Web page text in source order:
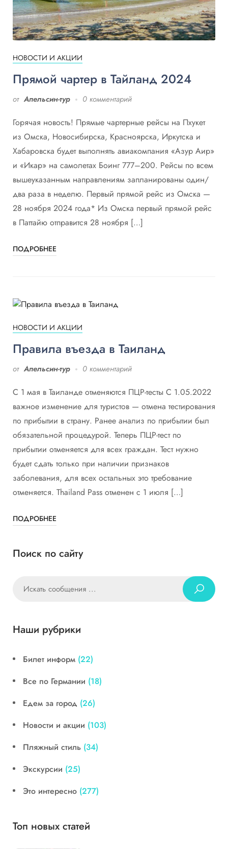
НОВОСТИ И АКЦИИ
Прямой чартер в Тайланд 2024
от Апельсин-тур 0 комментарий
Горячая новость! Прямые чартерные рейсы на Пхукет
из Омска, Новосибирска, Красноярска, Иркутска и
Хабаровска будет выполнять авиакомпания «Азур Аир»
и «Икар» на самолетах Боинг 777–200. Рейсы по всем
вышеуказанным направлениям запланированы один/
два раза в неделю. Первый прямой рейс из Омска —
28 ноября 2024 года* Из Омска первый прямой рейс
в Паттайю отправится 28 ноября […]
ПОДРОБНЕЕ
НОВОСТИ И АКЦИИ
Правила въезда в Таиланд
от Апельсин-тур 0 комментарий
С 1 мая в Таиланде отменяются ПЦР-тесты С 1.05.2022
важное изменение для туристов — отмена тестирования
по прибытии в страну. Ранее анализ по прибытии был
обязательной процедурой. Теперь ПЦР-тест по
прибытии отменяется для всех граждан. Тест нужно
будет сдать только при наличии признаков
заболевания, для всех остальных это требование
отменяется. Thailand Pass отменен с 1 июля […]
ПОДРОБНЕЕ
Поиск по сайту
Наши рубрики
Билет информ (22)
Все по Германии (18)
Едем за город (26)
Новости и акции (103)
Пляжный стиль (34)
Экскурсии (25)
Это интересно (277)
Топ новых статей